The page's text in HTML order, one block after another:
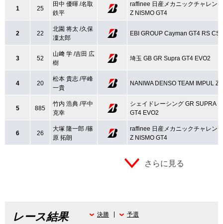
1 25
田中 優暉 /名取
鉄平
raffinee 日産メカニックチャレンジ
Z NISMO GT4
2 22
北園 将太 /久保
凜太郎
EBI GROUP Cayman GT4 RS CS
3 52
山﨑 学 /吉田 広
樹
埼玉 GB GR Supra GT4 EVO2
4 20
松本 貴志 /平峰
一貴
NANIWA DENSO TEAM IMPUL Z
5 885
竹内 浩典 /平中
克幸
シェイドレーシング GR SUPRA
GT4 EVO2
6 26
大塚 隆一郎 /篠
原 拓朗
raffinee 日産メカニックチャレンジ
Z NISMO GT4
さらに見る
レース結果 決勝 予選